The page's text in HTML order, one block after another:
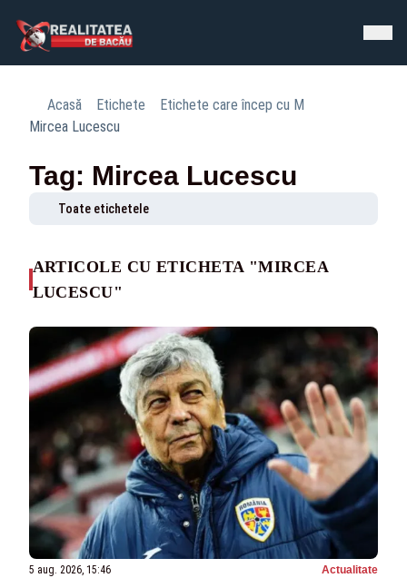
Acasă Etichete
Etichete care încep cu M
Mircea Lucescu
Tag: Mircea Lucescu
Toate etichetele
ARTICOLE CU ETICHETA "MIRCEA
LUCESCU"
5 aug. 2026, 15:46 Actualitate